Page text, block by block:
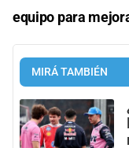
equipo para
MIRÁ TAMBIÉN